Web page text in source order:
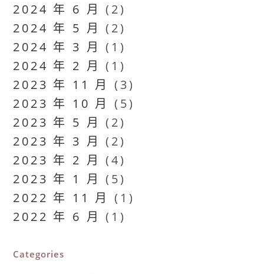
2024 年 6 月 (2)
2024 年 5 月 (2)
2024 年 3 月 (1)
2024 年 2 月 (1)
2023 年 11 月 (3)
2023 年 10 月 (5)
2023 年 5 月 (2)
2023 年 3 月 (2)
2023 年 2 月 (4)
2023 年 1 月 (5)
2022 年 11 月 (1)
2022 年 6 月 (1)
Categories